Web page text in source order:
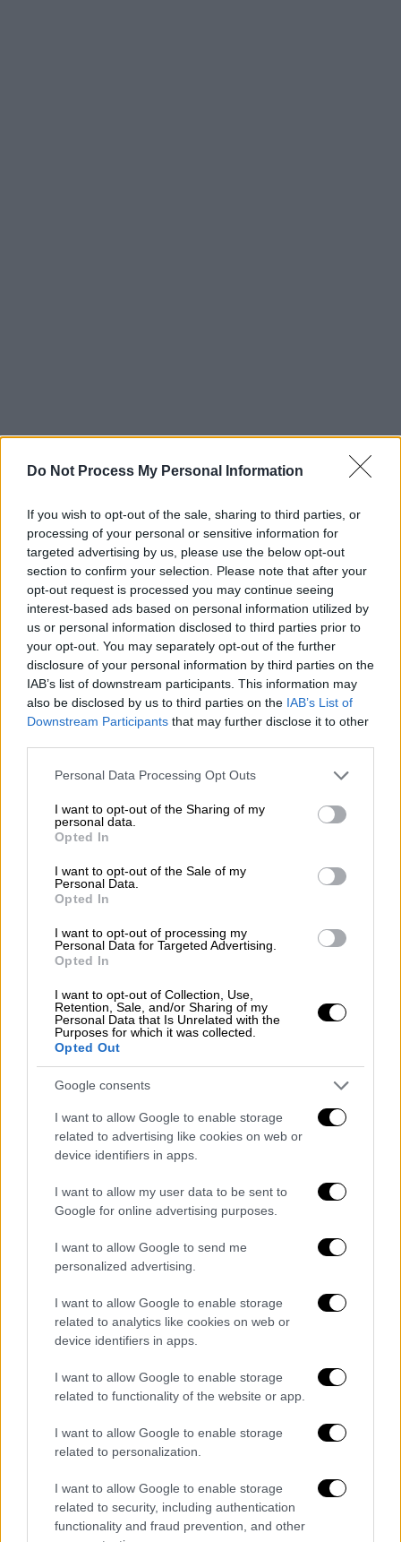
Do Not Process My Personal Information
If you wish to opt-out of the sale, sharing to third parties, or
processing of your personal or sensitive information for
targeted advertising by us, please use the below opt-out
section to confirm your selection. Please note that after your
opt-out request is processed you may continue seeing
interest-based ads based on personal information utilized by
us or personal information disclosed to third parties prior to
your opt-out. You may separately opt-out of the further
disclosure of your personal information by third parties on the
IAB’s list of downstream participants. This information may
also be disclosed by us to third parties on the IAB’s List of
Downstream Participants that may further disclose it to other
Please note that this website/app uses one or more Google
not limited to your visit or usage behaviour. You may click to
grant or deny consent to Google and its third-party tags to
use your data for below specified purposes in below Google
consent section.
Personal Data Processing Opt Outs
I want to opt-out of the Sharing of my
personal data.
Opted In
I want to opt-out of the Sale of my
Personal Data.
Opted In
I want to opt-out of processing my
Personal Data for Targeted Advertising.
Opted In
I want to opt-out of Collection, Use,
Retention, Sale, and/or Sharing of my
Personal Data that Is Unrelated with the
Purposes for which it was collected.
Opted Out
Google consents
I want to allow Google to enable storage
related to advertising like cookies on web or
device identifiers in apps.
I want to allow my user data to be sent to
Google for online advertising purposes.
I want to allow Google to send me
personalized advertising.
I want to allow Google to enable storage
related to analytics like cookies on web or
device identifiers in apps.
I want to allow Google to enable storage
related to functionality of the website or app.
I want to allow Google to enable storage
related to personalization.
I want to allow Google to enable storage
related to security, including authentication
functionality and fraud prevention, and other
Ενώ για τηνείσοδο στον χώροόσων είναι
κάτοχοι εισιτήριων ΑΜΕΑ:
«Parking ΑμεΑ
Έχει προβλεφθεί ειδικό voucher στάθμευσης
μέσω της Πύλης Β για όλους τους κατόχους
το επόμενο διάστημα. Σε περίπτωση που δεν
επιθυμείτε να το χρησιμοποιήσετε,
παρακαλούμε να μας ενημερώσετε, ώστε να
συμβάλετε στην καλύτερη οργάνωση και
Προσέλευση με Μέσα Μαζικής Μεταφοράς
Για όσους επιλέξουν να προσέλθουν με μέσα
μαζικής μεταφοράς (Σταθμός "Ειρήνη"), έχει
βλ. χάρτη) δίπλα στο Box Office (πλησίον
εισόδου 1-35) στις ακόλουθες ώρες :
17:00
18:00